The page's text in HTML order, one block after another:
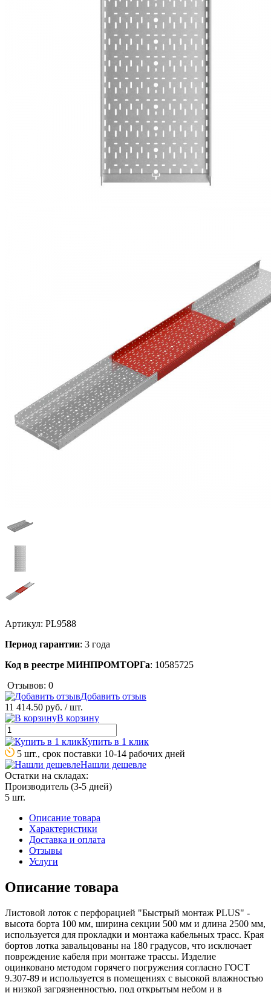
Артикул: PL9588
Период гарантии: 3 года
Код в реестре МИНПРОМТОРГа: 10585725
Отзывов: 0
Добавить отзыв
11 414.50 руб. / шт.
В корзину
Купить в 1 клик
5 шт., срок поставки 10-14 рабочих дней
Нашли дешевле
Остатки на складах:
Производитель (3-5 дней)
5 шт.
Описание товара
Характеристики
Доставка и оплата
Отзывы
Услуги
Описание товара
Листовой лоток с перфорацией "Быстрый монтаж PLUS" -
высота борта 100 мм, ширина секции 500 мм и длина 2500 мм,
используется для прокладки и монтажа кабельных трасс. Края
бортов лотка завальцованы на 180 градусов, что исключает
повреждение кабеля при монтаже трассы. Изделие
оцинковано методом горячего погружения согласно ГОСТ
9.307-89 и используется в помещениях с высокой влажностью
и низкой загрязненностью, под открытым небом и в